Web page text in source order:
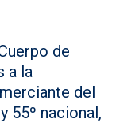
de
a la
del
55º nacional,